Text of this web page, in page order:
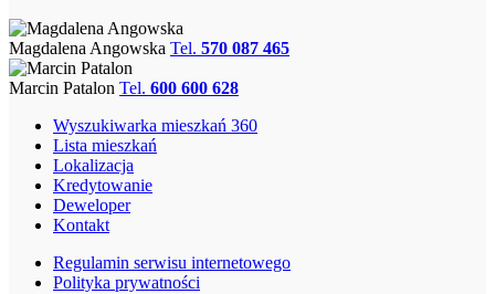
Magdalena Angowska Tel. 570 087 465
Marcin Patalon Tel. 600 600 628
Wyszukiwarka mieszkań 360
Lista mieszkań
Lokalizacja
Kredytowanie
Deweloper
Kontakt
Regulamin serwisu internetowego
Polityka prywatności